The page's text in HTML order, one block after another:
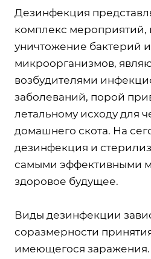
Дезинфекция
комплекс мероприятий,
уничтожение бактерий
микроорганизмов,
возбудителями
заболеваний, порой
летальному исходу для
домашнего скота. На
дезинфекция и
самыми эффективными
здоровое будущее.
Виды дезинфекции
соразмерности
имеющегося заражения.